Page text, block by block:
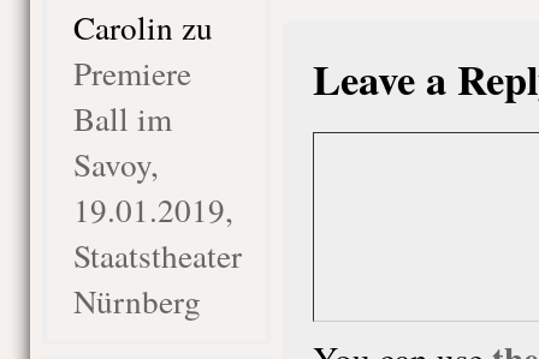
Carolin zu
Premiere
Ball im
Savoy,
19.01.2019,
Staatstheater
Nürnberg
Leave a